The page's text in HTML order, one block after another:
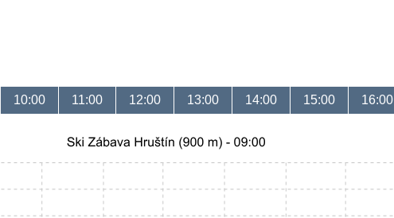
10:00 11:00 12:00 13:00 14:00 15:00 16:00